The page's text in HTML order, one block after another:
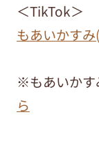
＜TikTok＞
もあいかす
※もあいかす
ら